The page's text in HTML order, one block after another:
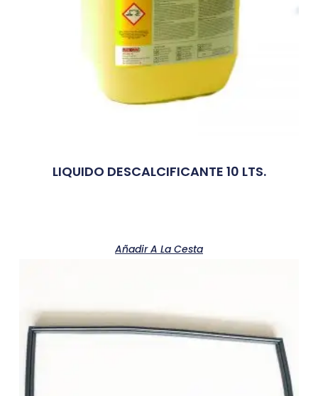
LIQUIDO DESCALCIFICANTE 10 LTS.
Añadir A La Cesta